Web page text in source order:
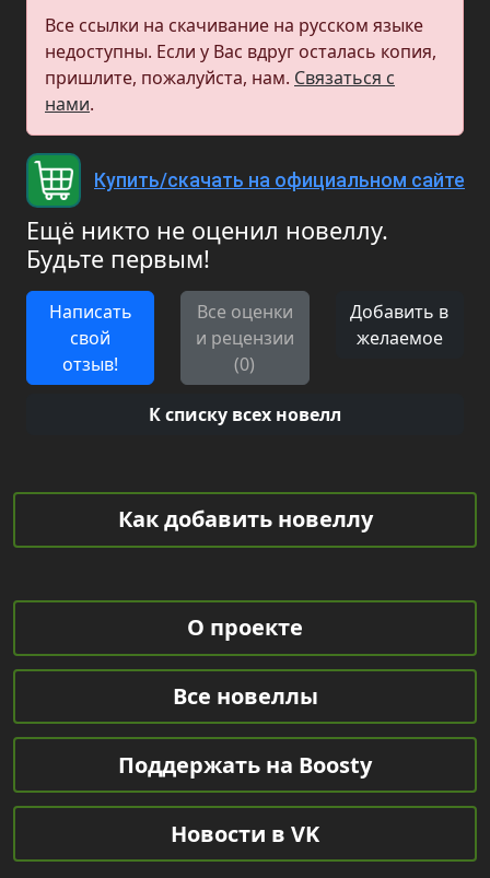
Все ссылки на скачивание на русском языке
недоступны. Если у Вас вдруг осталась копия,
пришлите, пожалуйста, нам. Связаться с
нами.
Купить/скачать на официальном сайте
Ещё никто не оценил новеллу.
Будьте первым!
Написать
свой
отзыв!
Все оценки
и рецензии
(0)
Добавить в
желаемое
К списку всех новелл
Как добавить новеллу
О проекте
Все новеллы
Поддержать на Boosty
Новости в VK